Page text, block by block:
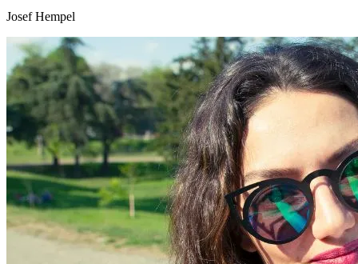
Josef Hempel